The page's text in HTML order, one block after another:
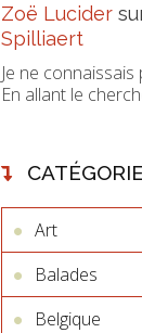
Zoë Lucider
Spilliaert
Je ne
En allant le
Art
Balades
Belgique